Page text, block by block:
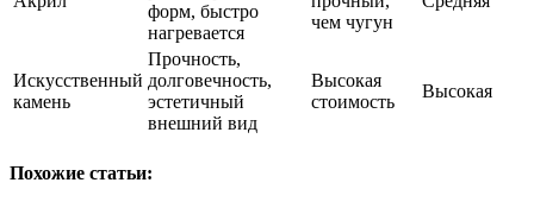
форм, быстро
нагревается
чем чугун
Искусственный
камень
Прочность,
долговечность,
эстетичный
внешний вид
Высокая
стоимость
Высокая
Похожие статьи: